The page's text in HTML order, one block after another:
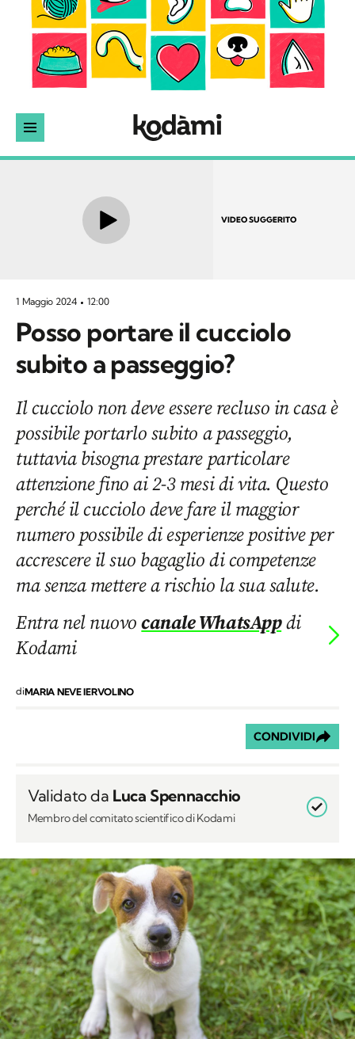
VIDEO SUGGERITO
1 Maggio 2024 12:00
Posso portare il cucciolo
subito a passeggio?
Il cucciolo non deve essere recluso in casa è
possibile portarlo subito a passeggio,
tuttavia bisogna prestare particolare
attenzione fino ai 2-3 mesi di vita. Questo
perché il cucciolo deve fare il maggior
numero possibile di esperienze positive per
accrescere il suo bagaglio di competenze
ma senza mettere a rischio la sua salute.
Entra nel nuovocanale WhatsAppdi
Kodami
diMARIA NEVE IERVOLINO
CONDIVIDI
Validato da Luca Spennacchio
Membro del comitato scientifico di Kodami